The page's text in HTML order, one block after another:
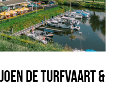
DE TURFVAART &